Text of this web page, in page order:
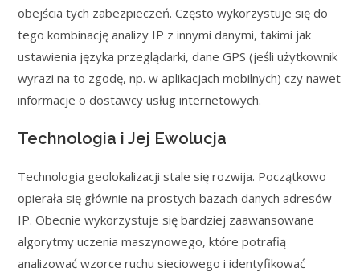
obejścia tych zabezpieczeń. Często wykorzystuje się do
tego kombinację analizy IP z innymi danymi, takimi jak
ustawienia języka przeglądarki, dane GPS (jeśli użytkownik
wyrazi na to zgodę, np. w aplikacjach mobilnych) czy nawet
informacje o dostawcy usług internetowych.
Technologia i Jej Ewolucja
Technologia geolokalizacji stale się rozwija. Początkowo
opierała się głównie na prostych bazach danych adresów
IP. Obecnie wykorzystuje się bardziej zaawansowane
algorytmy uczenia maszynowego, które potrafią
analizować wzorce ruchu sieciowego i identyfikować